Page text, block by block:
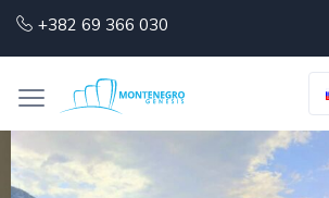
+382 69 366 030